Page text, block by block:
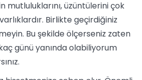
mutluluklarını, üzüntülerini çok
Birlikte geçirdiğiniz
Bu şekilde ölçerseniz zaten
günü yanında olabiliyorum